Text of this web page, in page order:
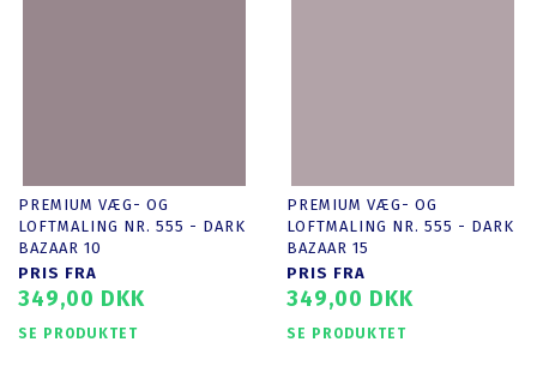
PREMIUM VÆG- OG
LOFTMALING NR. 555 - DARK
BAZAAR 10
PRIS FRA
349,00 DKK
SE PRODUKTET
PREMIUM VÆG- OG
LOFTMALING NR. 555 - DARK
BAZAAR 15
PRIS FRA
349,00 DKK
SE PRODUKTET